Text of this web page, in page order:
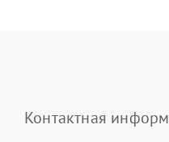
Контактная